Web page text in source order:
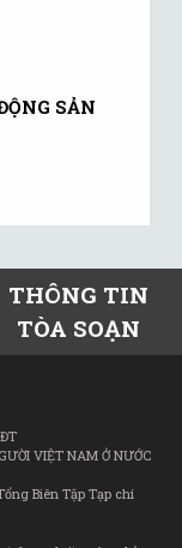
SẢN
THÔNG TIN
TÒA SOẠN
VIỆT NAM Ở NƯỚC
Biên Tập Tạp chí